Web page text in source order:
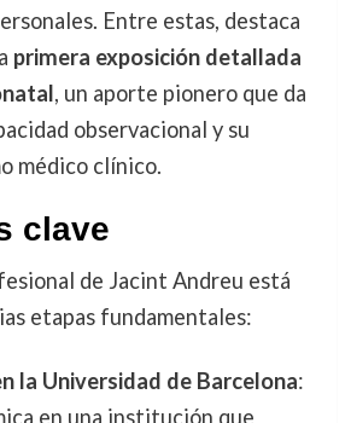
Entre estas, destaca
primera exposición detallada
, un aporte pionero que da
observacional y su
médico clínico.
clave
de Jacint Andreu está
etapas fundamentales:
la Universidad de Barcelona:
en una institución que